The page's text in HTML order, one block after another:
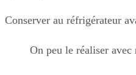
Conserver au réfrigérateur
On peu le réaliser